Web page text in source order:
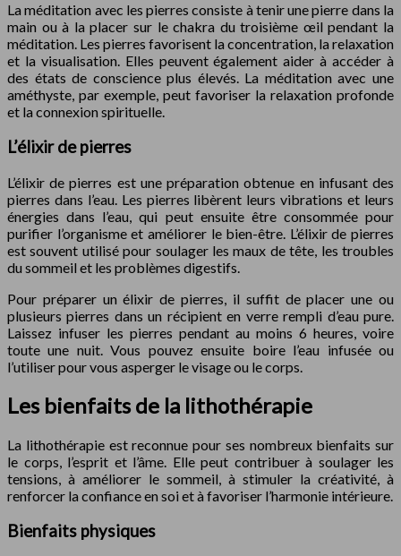
La méditation avec les pierres consiste à tenir une pierre dans la
main ou à la placer sur le chakra du troisième œil pendant la
méditation. Les pierres favorisent la concentration, la relaxation
et la visualisation. Elles peuvent également aider à accéder à
des états de conscience plus élevés. La méditation avec une
améthyste, par exemple, peut favoriser la relaxation profonde
et la connexion spirituelle.
L’élixir de pierres
L’élixir de pierres est une préparation obtenue en infusant des
pierres dans l’eau. Les pierres libèrent leurs vibrations et leurs
énergies dans l’eau, qui peut ensuite être consommée pour
purifier l’organisme et améliorer le bien-être. L’élixir de pierres
est souvent utilisé pour soulager les maux de tête, les troubles
du sommeil et les problèmes digestifs.
Pour préparer un élixir de pierres, il suffit de placer une ou
plusieurs pierres dans un récipient en verre rempli d’eau pure.
Laissez infuser les pierres pendant au moins 6 heures, voire
toute une nuit. Vous pouvez ensuite boire l’eau infusée ou
l’utiliser pour vous asperger le visage ou le corps.
Les bienfaits de la lithothérapie
La lithothérapie est reconnue pour ses nombreux bienfaits sur
le corps, l’esprit et l’âme. Elle peut contribuer à soulager les
tensions, à améliorer le sommeil, à stimuler la créativité, à
renforcer la confiance en soi et à favoriser l’harmonie intérieure.
Bienfaits physiques